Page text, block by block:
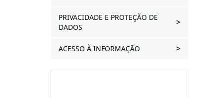
PRIVACIDADE E PROTEÇÃO DE
DADOS
ACESSO À INFORMAÇÃO